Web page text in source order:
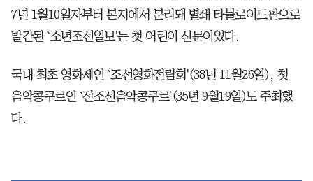
7년 1월10일자부터 본지에서 분리돼 별쇄 타블로이드판으로
발간된 `소년조선일보'는 첫 어린이 신문이었다.
국내 최초 영화제인 `조선영화전람회'(38년 11월26일), 첫
음악콩쿠르인 `전조선음악콩쿠르'(35년 9월19일)도 주최했
다.